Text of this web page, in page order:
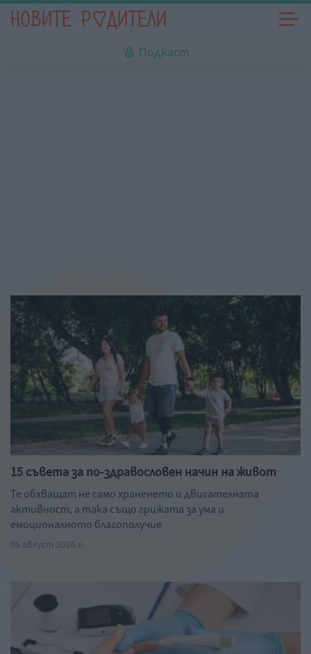
Подкаст
15 съвета за по-здравословен начин на живот
Те обхващат не само храненето и двигателната
активност, а така също грижата за ума и
емоционалното благополучие
06 август 2026 г.